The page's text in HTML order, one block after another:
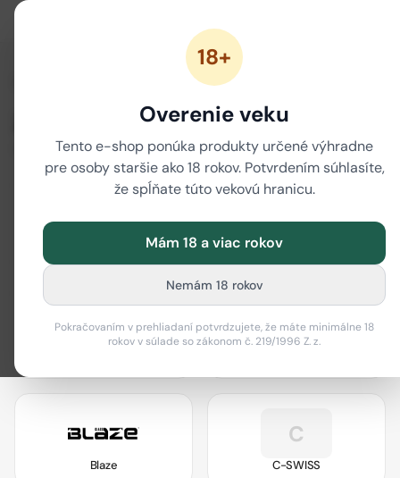
18+
Overenie veku
Tento e-shop ponúka produkty určené výhradne
pre osoby staršie ako 18 rokov. Potvrdením súhlasíte,
že spĺňate túto vekovú hranicu.
Mám 18 a viac rokov
Nemám 18 rokov
Pokračovaním v prehliadaní potvrdzujete, že máte minimálne 18
rokov v súlade so zákonom č. 219/1996 Z. z.
80 značiek
Best Buds
Blaze
C
C-SWISS